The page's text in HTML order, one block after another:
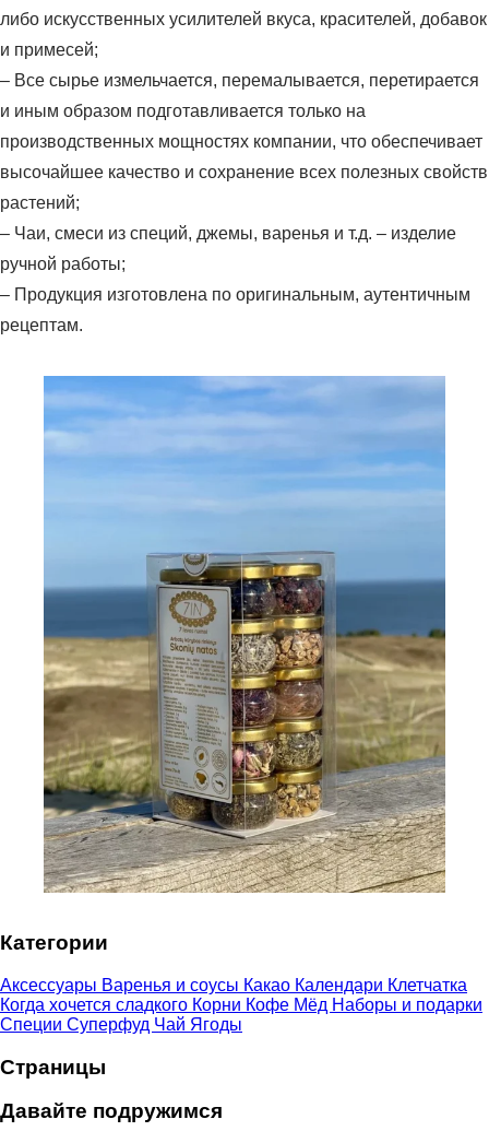
либо искусственных усилителей вкуса, красителей, добавок
и примесей;
– Все сырье измельчается, перемалывается, перетирается
и иным образом подготавливается только на
производственных мощностях компании, что обеспечивает
высочайшее качество и сохранение всех полезных свойств
растений;
– Чаи, смеси из специй, джемы, варенья и т.д. – изделие
ручной работы;
– Продукция изготовлена ​​по оригинальным, аутентичным
рецептам.
Категории
Аксессуары Варенья и соусы Какао Календари Клетчатка
Когда хочется сладкого Корни Кофе Мёд Наборы и подарки
Специи Суперфуд Чай Ягоды
Страницы
Давайте подружимся